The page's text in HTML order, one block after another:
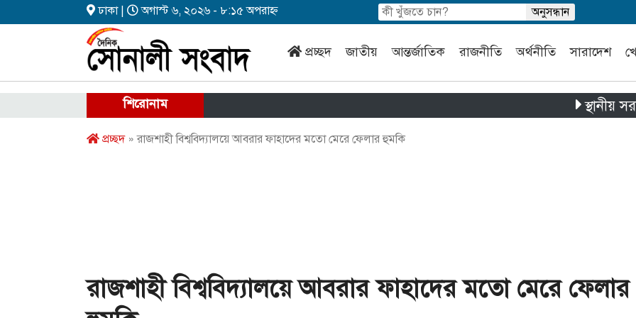
ঢাকা | অগাস্ট ৬, ২০২৬ - ৮:১৫ অপরাহ্ন
প্রচ্ছদ জাতীয় আন্তর্জাতিক রাজনীতি অর্থনীতি সারাদেশ
শিরোনাম স্থানীয় সরকার
প্রচ্ছদ» রাজশাহী বিশ্ববিদ্যালয়ে আবরার ফাহাদের মতো মেরে ফেলার হুমকি
রাজশাহী বিশ্ববিদ্যালয়ে আবরার ফাহাদের মতো মেরে ফেলার